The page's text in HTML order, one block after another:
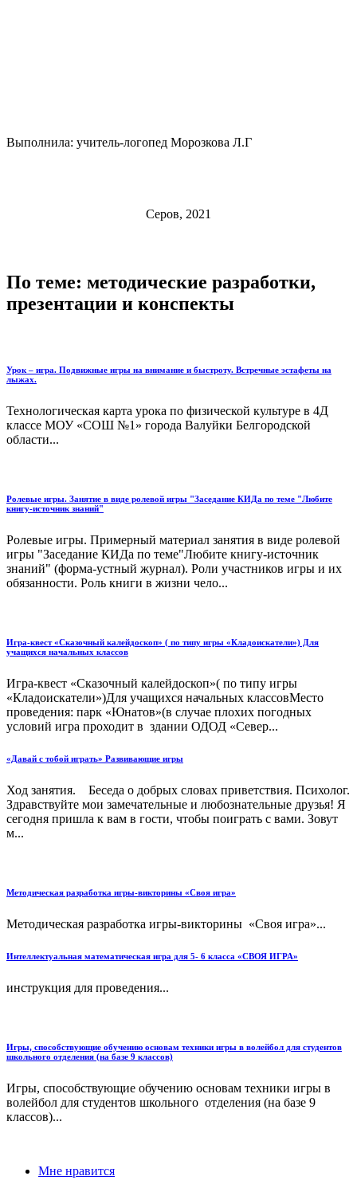
Выполнила: учитель-логопед Морозкова Л.Г
Серов, 2021
По теме: методические разработки,
презентации и конспекты
Урок – игра. Подвижные игры на внимание и быстроту. Встречные эстафеты на
лыжах.
Технологическая карта урока по физической культуре в 4Д
классе МОУ «СОШ №1» города Валуйки Белгородской
области...
Ролевые игры. Занятие в виде ролевой игры "Заседание КИДа по теме "Любите
книгу-источник знаний"
Ролевые игры. Примерный материал занятия в виде ролевой
игры "Заседание КИДа по теме"Любите книгу-источник
знаний" (форма-устный журнал). Роли участников игры и их
обязанности. Роль книги в жизни чело...
Игра-квест «Сказочный калейдоскоп» ( по типу игры «Кладоискатели») Для
учащихся начальных классов
Игра-квест «Сказочный калейдоскоп»( по типу игры
«Кладоискатели»)Для учащихся начальных классовМесто
проведения: парк «Юнатов»(в случае плохих погодных
условий игра проходит в здании ОДОД «Север...
«Давай с тобой играть» Развивающие игры
Ход занятия. Беседа о добрых словах приветствия. Психолог.
Здравствуйте мои замечательные и любознательные друзья! Я
сегодня пришла к вам в гости, чтобы поиграть с вами. Зовут
м...
Методическая разработка игры-викторины «Своя игра»
Методическая разработка игры-викторины «Своя игра»...
Интеллектуальная математическая игра для 5- 6 класса «СВОЯ ИГРА»
инструкция для проведения...
Игры, способствующие обучению основам техники игры в волейбол для студентов
школьного отделения (на базе 9 классов)
Игры, способствующие обучению основам техники игры в
волейбол для студентов школьного отделения (на базе 9
классов)...
Мне нравится